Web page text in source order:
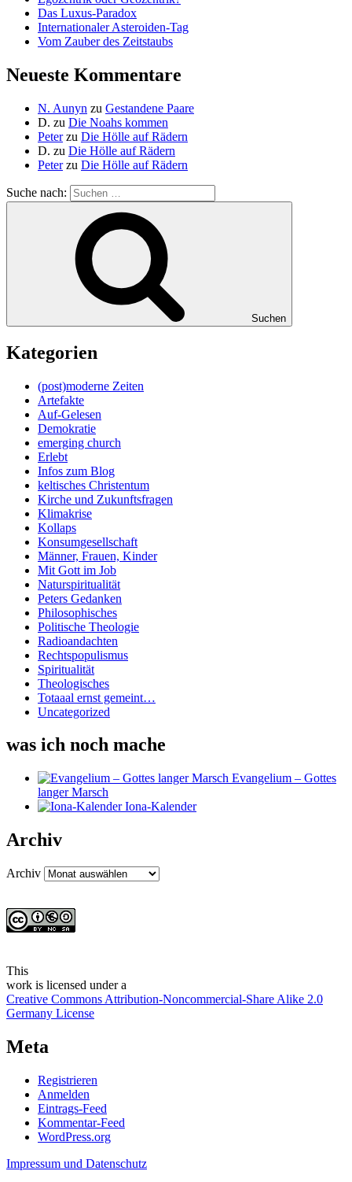
Das Luxus-Paradox
Internationaler Asteroiden-Tag
Vom Zauber des Zeitstaubs
Neueste Kommentare
N. Aunyn zu Gestandene Paare
D. zu Die Noahs kommen
Peterzu Die Hölle auf Rädern
D. zu Die Hölle auf Rädern
Peterzu Die Hölle auf Rädern
Suche nach:
Suchen
Kategorien
(post)moderne Zeiten
Artefakte
Auf-Gelesen
Demokratie
emerging church
Erlebt
Infos zum Blog
keltisches Christentum
Kirche und Zukunftsfragen
Klimakrise
Kollaps
Konsumgesellschaft
Männer, Frauen, Kinder
Mit Gott im Job
Naturspiritualität
Peters Gedanken
Philosophisches
Politische Theologie
Radioandachten
Rechtspopulismus
Spiritualität
Theologisches
Totaaal ernst gemeint…
Uncategorized
was ich noch mache
Evangelium – Gottes
langer Marsch
Iona-Kalender
Archiv
Archiv
This
work is licensed under a
Creative Commons Attribution-Noncommercial-Share Alike 2.0
Germany License
Meta
Registrieren
Anmelden
Eintrags-Feed
Kommentar-Feed
WordPress.org
Impressum und Datenschutz